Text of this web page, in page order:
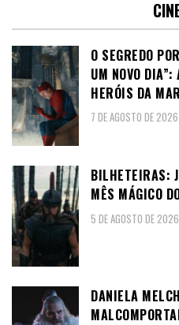
O SEGREDO
UM NOVO DIA”:
HERÓIS DA
7 DE AGOSTO DE 2026
BILHETEIRAS:
MÊS MÁGICO
5 DE AGOSTO DE 2026
DANIELA